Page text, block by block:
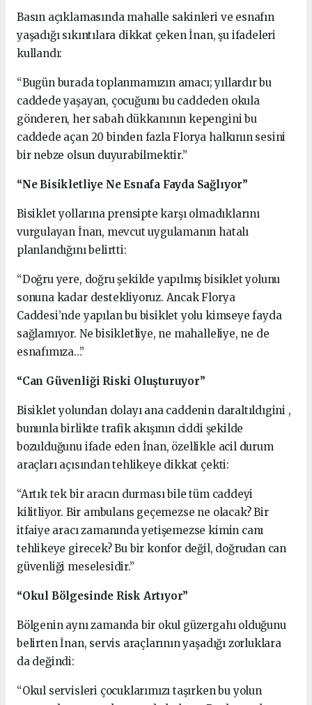
Basın açıklamasında mahalle sakinleri ve esnafın
yaşadığı sıkıntılara dikkat çeken İnan, şu ifadeleri
kullandı:
“Bugün burada toplanmamızın amacı; yıllardır bu
caddede yaşayan, çocuğunu bu caddeden okula
gönderen, her sabah dükkanının kepengini bu
caddede açan 20 binden fazla Florya halkının sesini
bir nebze olsun duyurabilmektir.”
“Ne Bisikletliye Ne Esnafa Fayda Sağlıyor”
Bisiklet yollarına prensipte karşı olmadıklarını
vurgulayan İnan, mevcut uygulamanın hatalı
planlandığını belirtti:
“Doğru yere, doğru şekilde yapılmış bisiklet yolunu
sonuna kadar destekliyoruz. Ancak Florya
Caddesi’nde yapılan bu bisiklet yolu kimseye fayda
sağlamıyor. Ne bisikletliye, ne mahalleliye, ne de
esnafımıza…”
“Can Güvenliği Riski Oluşturuyor”
Bisiklet yolundan dolayı ana caddenin daraltıldıgini ,
bununla birlikte trafik akışının ciddi şekilde
bozulduğunu ifade eden İnan, özellikle acil durum
araçları açısından tehlikeye dikkat çekti:
“Artık tek bir aracın durması bile tüm caddeyi
kilitliyor. Bir ambulans geçemezse ne olacak? Bir
itfaiye aracı zamanında yetişemezse kimin canı
tehlikeye girecek? Bu bir konfor değil, doğrudan can
güvenliği meselesidir.”
“Okul Bölgesinde Risk Artıyor”
Bölgenin aynı zamanda bir okul güzergahı olduğunu
belirten İnan, servis araçlarının yaşadığı zorluklara
da değindi:
“Okul servisleri çocuklarımızı taşırken bu yolun